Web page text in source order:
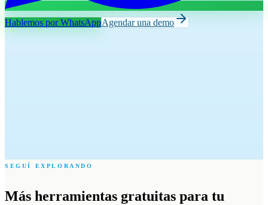
Hablemos por WhatsAppAgendar una demo
SEGUÍ EXPLORANDO
Más herramientas gratuitas para tu